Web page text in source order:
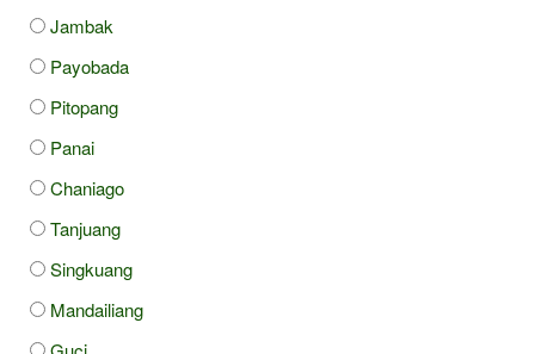
Jambak
Payobada
Pitopang
Panai
Chaniago
Tanjuang
Singkuang
Mandailiang